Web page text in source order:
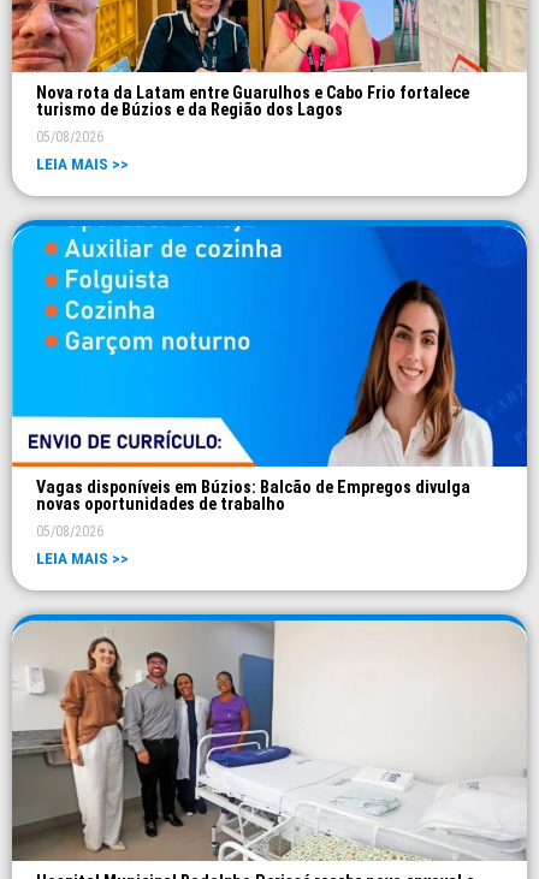
Nova rota da Latam entre Guarulhos e Cabo Frio fortalece
turismo de Búzios e da Região dos Lagos
05/08/2026
LEIA MAIS >>
Vagas disponíveis em Búzios: Balcão de Empregos divulga
novas oportunidades de trabalho
05/08/2026
LEIA MAIS >>